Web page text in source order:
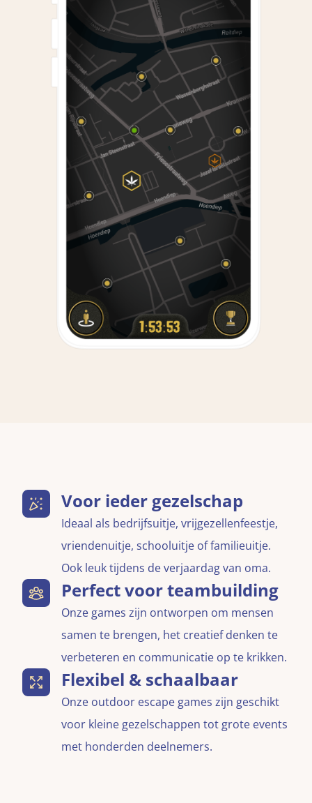
Voor ieder gezelschap
Ideaal als bedrijfsuitje, vrijgezellenfeestje,
vriendenuitje, schooluitje of familieuitje.
Ook leuk tijdens de verjaardag van oma.
Perfect voor teambuilding
Onze games zijn ontworpen om mensen
samen te brengen, het creatief denken te
verbeteren en communicatie op te krikken.
Flexibel & schaalbaar
Onze outdoor escape games zijn geschikt
voor kleine gezelschappen tot grote events
met honderden deelnemers.